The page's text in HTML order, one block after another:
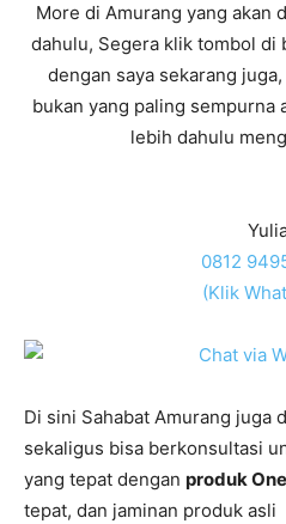
More di Amurang yang akan
dahulu, Segera klik tombol di
dengan saya sekarang
bukan yang paling sempurna
lebih dahulu
0812
(Klik
Di sini Sahabat Amurang juga
sekaligus bisa berkonsultasi
yang tepat dengan produk
tepat, dan jaminan produk asli